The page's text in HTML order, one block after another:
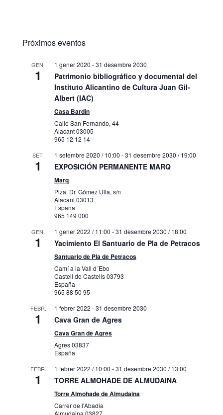
Próximos eventos
GEN.
1
1 gener 2020 -31 desembre 2030
Patrimonio bibliográfico y documental del
Instituto Alicantino de Cultura Juan Gil-
Albert (IAC)
Casa Bardín
Calle San Fernando, 44
Alacant03005
965 12 12 14
SET.
1
1 setembre 2020 / 10:00 -31 desembre 2030 / 19:00
EXPOSICIÓN PERMANENTE MARQ
Marq
Plza. Dr. Gómez Ulla, s/n
Alacant03013
España
965 149 000
GEN.
1
1 gener 2022 / 11:00 -31 desembre 2030 / 18:00
Yacimiento El Santuario de Pla de Petracos
Santuario de Pla de Petracos
Camí a la Vall d´Ebo
Castell de Castells03793
España
965 88 50 95
FEBR.
1
1 febrer 2022 -31 desembre 2030
Cava Gran de Agres
Cava Gran de Agres
Agres03837
España
FEBR.
1
1 febrer 2022 / 10:00 -31 desembre 2030 / 13:00
TORRE ALMOHADE DE ALMUDAINA
Torre Almohade de Almudaina
Carrer de l'Abadia